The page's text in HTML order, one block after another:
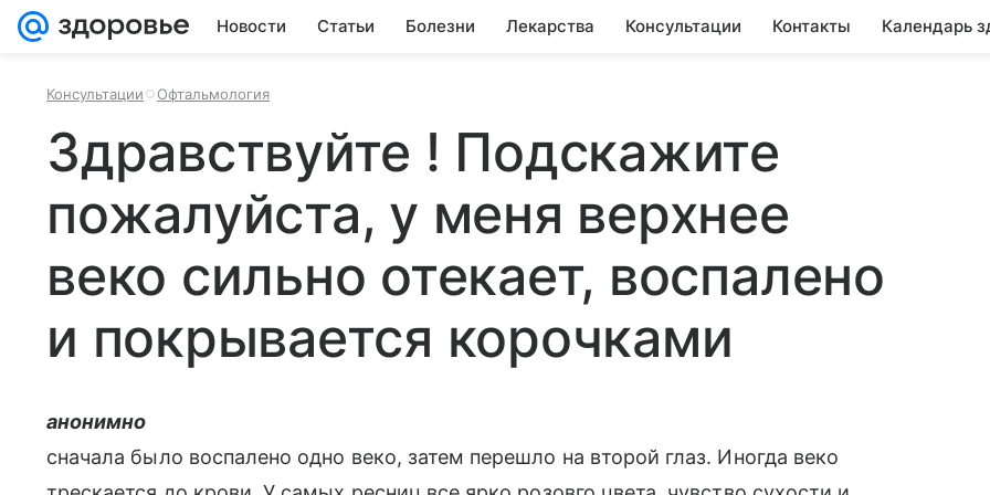
Новости Статьи Болезни Лекарства Консультации Контакты Календарь
Консультации Офтальмология
Здравствуйте ! Подскажите
пожалуйста, у меня верхнее
веко сильно отекает, воспалено
и покрывается корочками
анонимно
сначала было воспалено одно веко, затем перешло на второй глаз. Иногда веко